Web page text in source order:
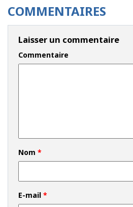
COMMENTAIRES
Laisser un commentaire
Commentaire
Nom *
E-mail *